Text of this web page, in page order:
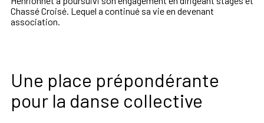
Chassé Croisé. Lequel a continué sa vie en devenant
association.
Une place prépondérante
pour la danse collective